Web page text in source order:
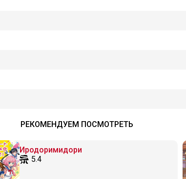
РЕКОМЕНДУЕМ ПОСМОТРЕТЬ
Иродоримидори
5.4